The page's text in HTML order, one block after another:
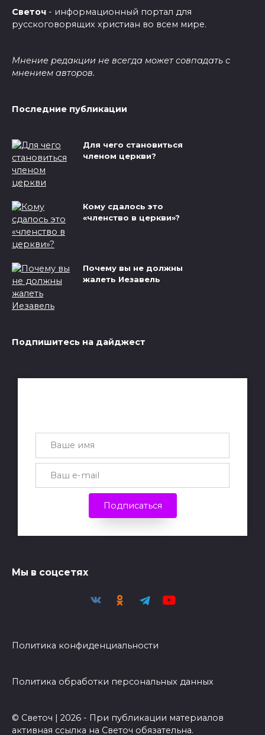
Светоч - информационный портал для
русскоговорящих христиан во всем мире.
Мнение редакции не всегда может совпадать с
мнением авторов.
Последние публикации
Для чего становиться
членом церкви?
Кому сдалось это
«членство в церкви»?
Почему вы не должны
жалеть Иезавель
Подпишитесь на дайджест
Подписаться
Мы в соцсетях
Политика конфиденциальности
Политика обработки персональных данных
© Светоч | 2026 - При публикации материалов
активная ссылка на Светоч обязательна.